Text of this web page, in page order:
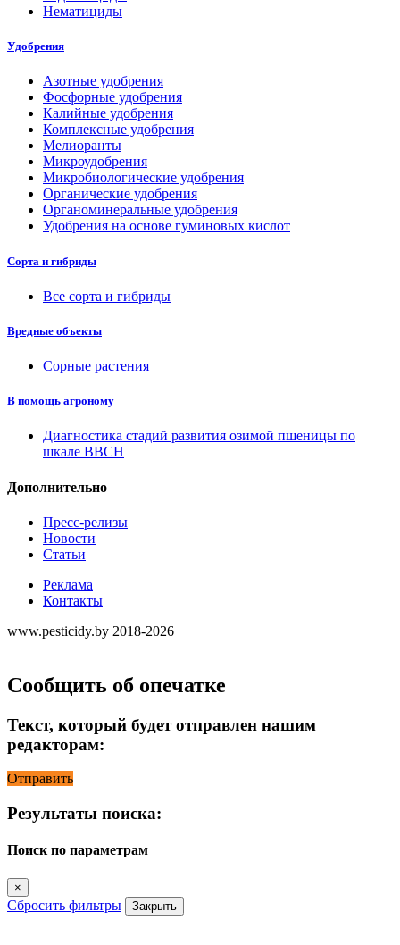
Нематициды
Удобрения
Азотные удобрения
Фосфорные удобрения
Калийные удобрения
Комплексные удобрения
Мелиоранты
Микроудобрения
Микробиологические удобрения
Органические удобрения
Органоминеральные удобрения
Удобрения на основе гуминовых кислот
Сорта и гибриды
Все сорта и гибриды
Вредные объекты
Сорные растения
В помощь агроному
Диагностика стадий развития озимой пшеницы по
шкале ВВСН
Дополнительно
Пресс-релизы
Новости
Статьи
Реклама
Контакты
www.pesticidy.by 2018-2026
Сообщить об опечатке
Текст, который будет отправлен нашим
редакторам:
Отправить
Результаты поиска:
Поиск по параметрам
×
Сбросить фильтры Закрыть